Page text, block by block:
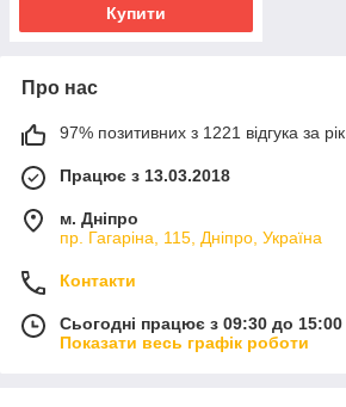
Купити
Про нас
97% позитивних з 1221 відгука за рік
Працює з 13.03.2018
м. Дніпро
пр. Гагаріна, 115, Дніпро, Україна
Контакти
Сьогодні працює з 09:30 до 15:00
Показати весь графік роботи